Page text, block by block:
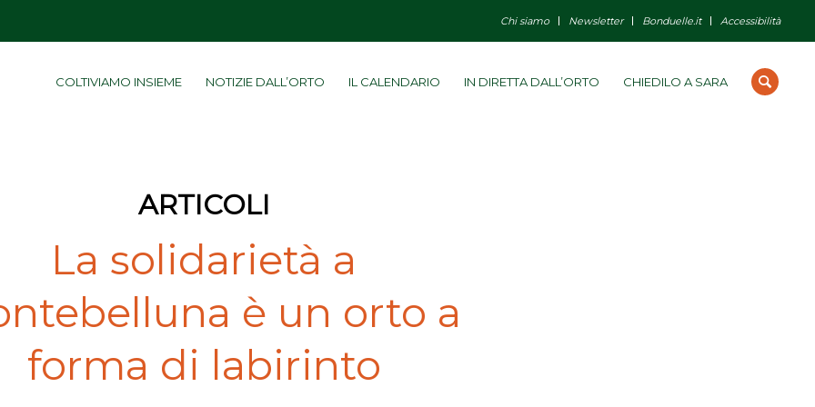
Chi siamo Newsletter Bonduelle.it Accessibilità
COLTIVIAMO INSIEME NOTIZIE DALL’ORTO IL CALENDARIO IN DIRETTA DALL’ORTO CHIEDILO A SARA
ARTICOLI
La solidarietà a
è un orto a
forma di labirinto